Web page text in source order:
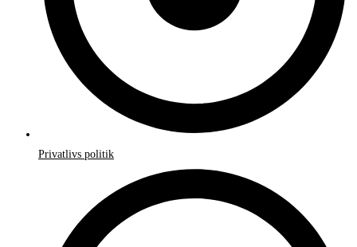
Privatlivs politik